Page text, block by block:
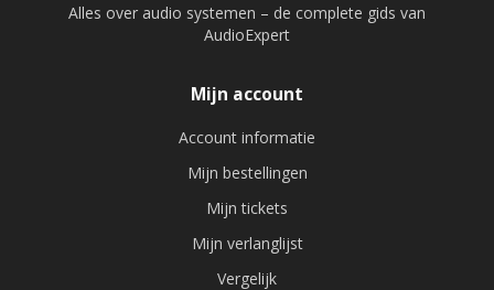
Alles over audio systemen – de complete gids van
AudioExpert
Mijn account
Account informatie
Mijn bestellingen
Mijn tickets
Mijn verlanglijst
Vergelijk